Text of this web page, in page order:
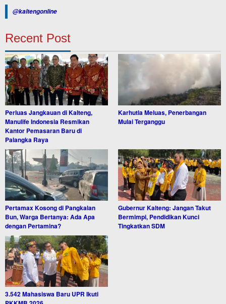
@kaltengonline
Recent Post
Perluas Jangkauan di Kalteng,
Manulife Indonesia Resmikan
Kantor Pemasaran Baru di
Palangka Raya
Karhutla Meluas, Penerbangan
Mulai Terganggu
Pertamax Kosong di Pangkalan
Bun, Warga Bertanya: Ada Apa
dengan Pertamina?
Gubernur Kalteng: Jangan Takut
Bermimpi, Pendidikan Kunci
Tingkatkan SDM
3.542 Mahasiswa Baru UPR Ikuti